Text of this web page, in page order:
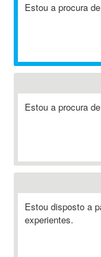
ABBYY FineReader
AbleCommerce
Ableton Push
Abstract Window
Absynth
Estou a procura
Estou a procura
Estou disposto a
experientes.